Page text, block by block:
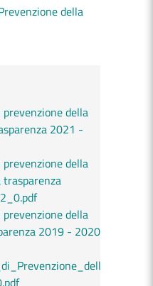
della
della
2021 -
della
della
2019 - 2020